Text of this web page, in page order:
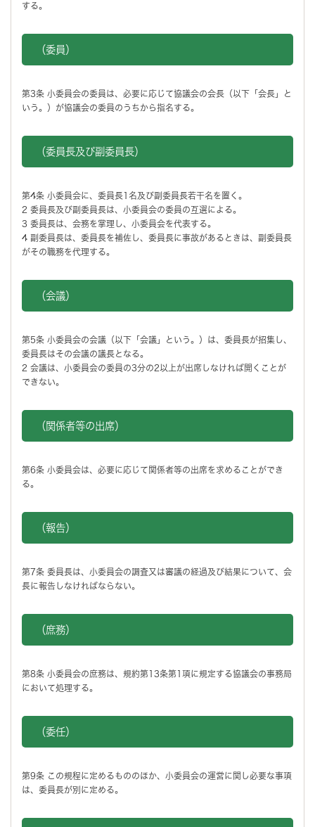
する。
（委員）
第3条 小委員会の委員は、必要に応じて協議会の会長（以下「会長」と
いう。）が協議会の委員のうちから指名する。
（委員長及び副委員長）
第4条 小委員会に、委員長1名及び副委員長若干名を置く。
2 委員長及び副委員長は、小委員会の委員の互選による。
3 委員長は、会務を掌理し、小委員会を代表する。
4 副委員長は、委員長を補佐し、委員長に事故があるときは、副委員長
がその職務を代理する。
（会議）
第5条 小委員会の会議（以下「会議」という。）は、委員長が招集し、
委員長はその会議の議長となる。
2 会議は、小委員会の委員の3分の2以上が出席しなければ開くことが
できない。
（関係者等の出席）
第6条 小委員会は、必要に応じて関係者等の出席を求めることができ
る。
（報告）
第7条 委員長は、小委員会の調査又は審議の経過及び結果について、会
長に報告しなければならない。
（庶務）
第8条 小委員会の庶務は、規約第13条第1項に規定する協議会の事務局
において処理する。
（委任）
第9条 この規程に定めるもののほか、小委員会の運営に関し必要な事項
は、委員長が別に定める。